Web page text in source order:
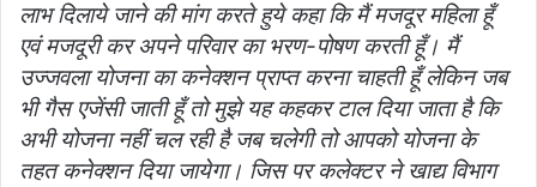
लाभ दिलाये जाने की मांग करते हुये कहा कि मैं मजदूर महिला हूँ
एवं मजदूरी कर अपने परिवार का भरण-पोषण करती हूँ। मैं
उज्जवला योजना का कनेक्शन प्राप्त करना चाहती हूँ लेकिन जब
भी गैस एजेंसी जाती हूँ तो मुझे यह कहकर टाल दिया जाता है कि
अभी योजना नहीं चल रही है जब चलेगी तो आपको योजना के
तहत कनेक्शन दिया जायेगा। जिस पर कलेक्टर ने खाद्य विभाग